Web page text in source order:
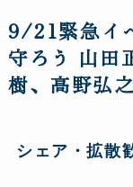
9/21緊急イ
守ろう 山田
樹、高野弘
シェア・拡散